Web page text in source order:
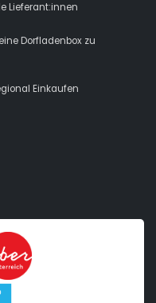
Lieferant:innen
Dorfladenbox zu
Einkaufen